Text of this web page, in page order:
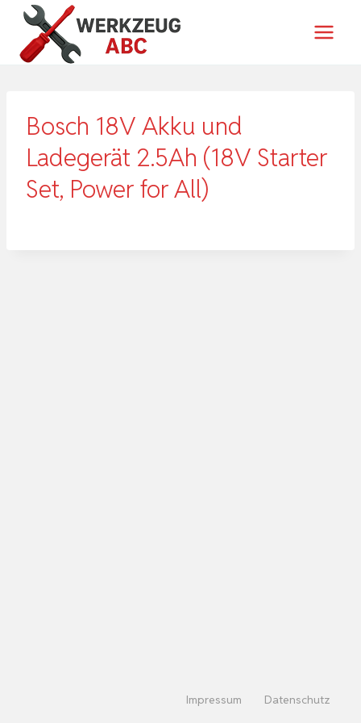
Zum
Inhalt
springen
Bosch 18V Akku und
Ladegerät 2.5Ah (18V Starter
Set, Power for All)
Impressum Datenschutz